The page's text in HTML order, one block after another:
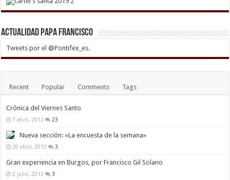
Actualidad Papa Francisco
Tweets por el @Pontifex_es.
Recent Popular Comments Tags
Crónica del Viernes Santo
7 abril, 2012 23
Nueva sección: «La encuesta de la semana»
20 abril, 2012 3
Gran experiencia en Burgos, por Francisco Gil Solano
2 julio, 2012 3